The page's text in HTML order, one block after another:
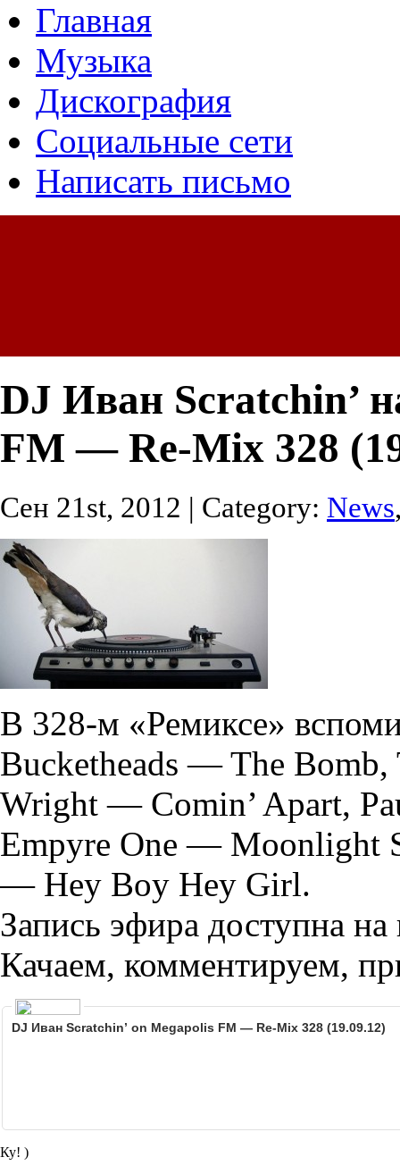
Главная
Музыка
Дискография
Социальные сети
Написать письмо
DJ Иван Scratchin’
FM — Re-Mix 328
Сен 21st, 2012 | Category: News
В 328-м «Ремиксе»
Bucketheads — The
Wright — Comin’ Apart,
Empyre One — Moonlight
— Hey Boy Hey Girl.
Запись эфира доступна
Качаем, комментируем,
DJ Иван Scratchin’ on Megapolis FM — Re-Mix 328 (19.09.12)
Ку! )